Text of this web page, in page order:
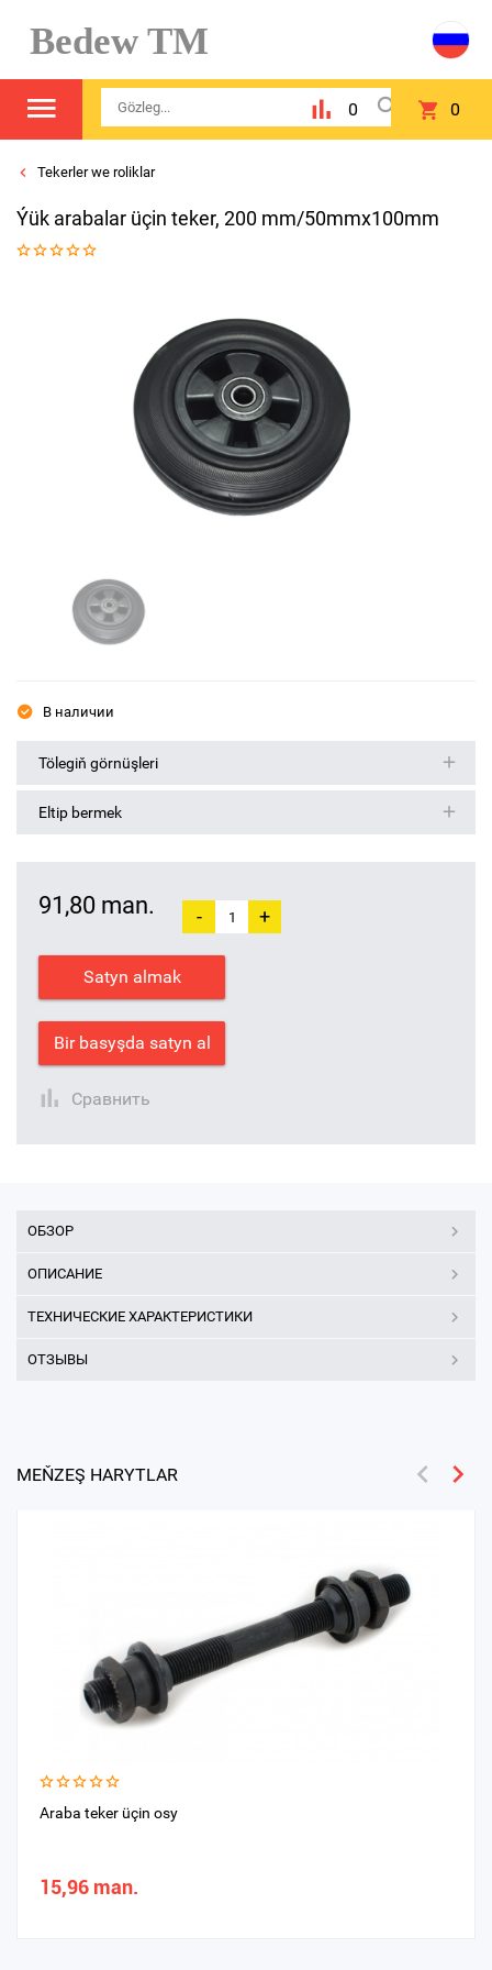
Bedew TM
0 0
Tekerler we roliklar
Ýük arabalar üçin teker, 200 mm/50mmx100mm
В наличии
Tölegiň görnüşleri
Eltip bermek
91,80 man. - +
Satyn almak
Bir basyşda satyn al
Сравнить
ОБЗОР
ОПИСАНИЕ
ТЕХНИЧЕСКИЕ ХАРАКТЕРИСТИКИ
ОТЗЫВЫ
MEŇZEŞ HARYTLAR
Araba teker üçin osy
15,96 man.